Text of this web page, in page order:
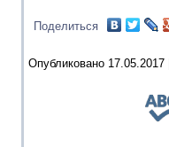
Поделиться
Опубликовано 17.05.2017 |